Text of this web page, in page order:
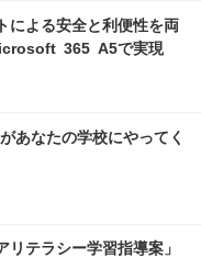
による安全と利便性を両
365 A5で実現
あなたの学校にやってく
テラシー学習指導案」